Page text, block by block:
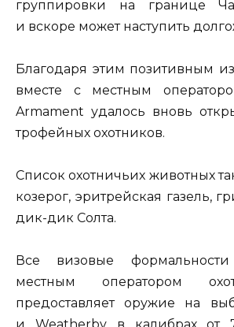
группировки на границе
и вскоре может наступить
Благодаря этим позитивным
вместе с местным
Armament удалось вновь
трофейных охотников.
Список охотничьих животных
козерог, эритрейская газель,
дик-дик Солта.
Все визовые формальности
местным оператором
предоставляет оружие на